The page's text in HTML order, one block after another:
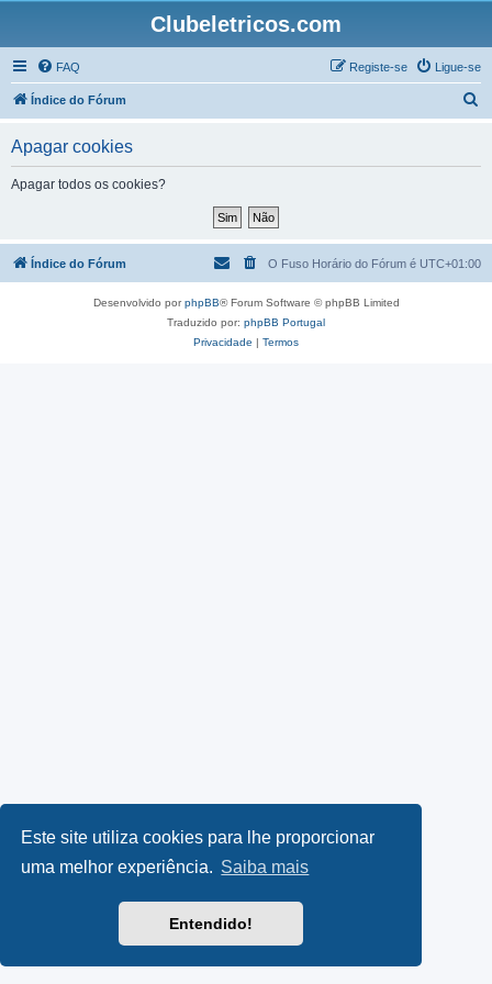
Este site utiliza cookies para lhe proporcionar
uma melhor experiência. Saiba mais
Entendido!
Clubeletricos.com
FAQ Ligue-se
Registe-se
Índice do Fórum
a
Apagar cookies
Apagar todos os cookies?
Índice do Fórum O Fuso Horário do Fórum é UTC+01:00
Desenvolvido porphpBB® Forum Software © phpBB Limited
Traduzido por: phpBB Portugal
Privacidade | Termos